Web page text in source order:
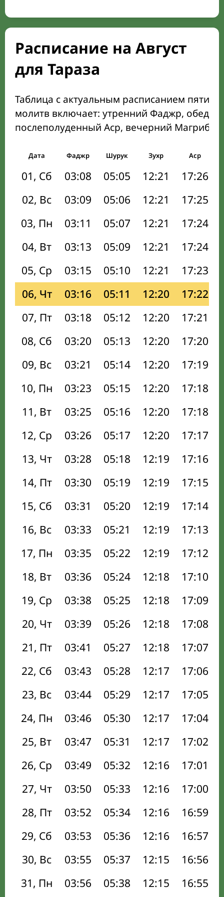
Расписание на Август
для Тараза
Таблица с актуальным расписанием пяти
молитв включает: утренний Фаджр,
послеполуденный Аср, вечерний Магриб
Дата Фаджр Шурук Зухр Аср
01, Сб 03:08 05:05 12:21 17:26
02, Вс
03:09 05:06 12:21 17:25
03, Пн
03:11 05:07 12:21 17:24
04, Вт
03:13 05:09 12:21 17:24
05, Ср
03:15 05:10 12:21 17:23
06, Чт
03:16 05:11 12:20 17:22
07, Пт
03:18 05:12 12:20 17:21
08, Сб
03:20 05:13 12:20 17:20
09, Вс
03:21 05:14 12:20 17:19
10, Пн
03:23 05:15 12:20 17:18
11, Вт
03:25 05:16 12:20 17:18
12, Ср
03:26 05:17 12:20 17:17
13, Чт
03:28 05:18 12:19 17:16
14, Пт
03:30 05:19 12:19 17:15
15, Сб
03:31 05:20 12:19 17:14
16, Вс
03:33 05:21 12:19 17:13
17, Пн
03:35 05:22 12:19 17:12
18, Вт
03:36 05:24 12:18 17:10
19, Ср
03:38 05:25 12:18 17:09
20, Чт
03:39 05:26 12:18 17:08
21, Пт
03:41 05:27 12:18 17:07
22, Сб
03:43 05:28 12:17 17:06
23, Вс
03:44 05:29 12:17 17:05
24, Пн
03:46 05:30 12:17 17:04
25, Вт
03:47 05:31 12:17 17:02
26, Ср
03:49 05:32 12:16 17:01
27, Чт
03:50 05:33 12:16 17:00
28, Пт
03:52 05:34 12:16 16:59
29, Сб
03:53 05:36 12:16 16:57
30, Вс
03:55 05:37 12:15 16:56
31, Пн
03:56 05:38 12:15 16:55